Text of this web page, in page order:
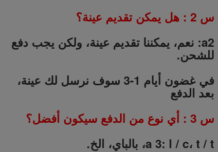
س 2 : هل يمكن تقديم عينة؟
a2: نعم، يمكننا تقديم عينة، ولكن يجب دفع
للشحن.
في غضون أيام 1-3 سوف نرسل لك عينة،
بعد الدفع
س 3 : أي نوع من الدفع سيكون أفضل؟
a 3: l / c، t / t، بالباي، الخ.